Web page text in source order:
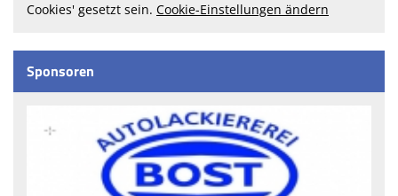
Cookies' gesetzt sein. Cookie-Einstellungen ändern
Sponsoren